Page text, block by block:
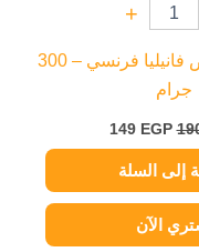
+
زيرو تريت صوص فانيليا فرنسي – 300
جرام
149 EGP
إلى السلة
الآن